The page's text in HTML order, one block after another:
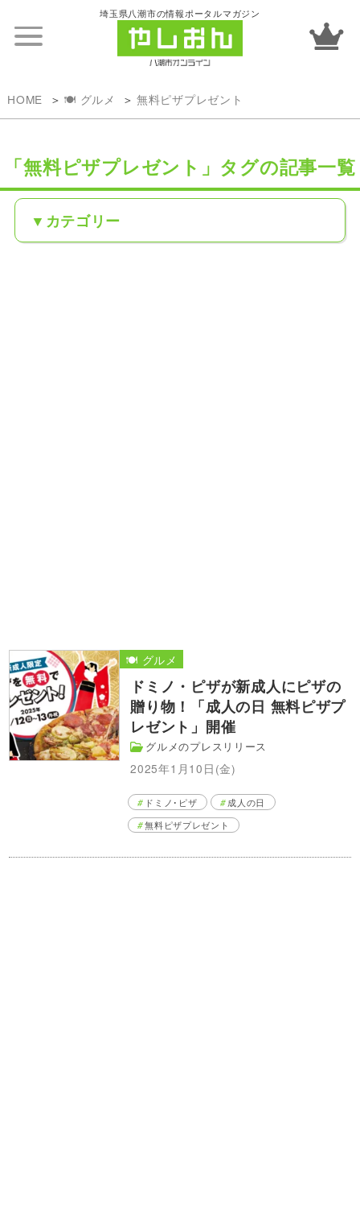
埼玉県八潮市の情報ポータルマガジン
HOME 🍽️ グルメ 無料ピザプレゼント
「無料ピザプレゼント」タグの記事一覧
カテゴリー
ドミノ・ピザが新成人にピザの
贈り物！「成人の日 無料ピザプ
レゼント」開催
グルメのプレスリリース
2025年1月10日(金)
🍽️ グルメ
ドミノ･ピザ
成人の日
無料ピザプレゼント